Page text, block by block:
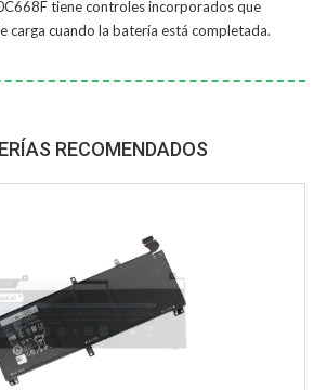
tiene controles incorporados que
carga cuando la batería está completada.
RECOMENDADOS